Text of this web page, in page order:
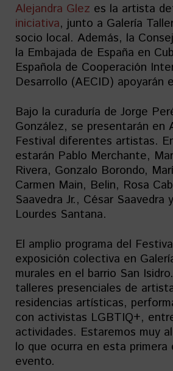
Alejandra Glez es la artista
iniciativa, junto a Galería
socio local. Además, la
la Embajada de España en
Española de Cooperación
Desarrollo (AECID) apoyarán
Bajo la curaduría de Jorge
González, se presentarán en
Festival diferentes artistas.
estarán Pablo Merchante,
Rivera, Gonzalo Borondo,
Carmen Main, Belin, Rosa
Saavedra Jr., César Saavedra
Lourdes Santana.
El amplio programa del
exposición colectiva en
murales en el barrio San
talleres presenciales de
residencias artísticas,
con activistas LGBTIQ+,
actividades. Estaremos muy
lo que ocurra en esta primera
evento.